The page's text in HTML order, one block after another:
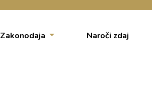
Zakonodaja Naroči zdaj